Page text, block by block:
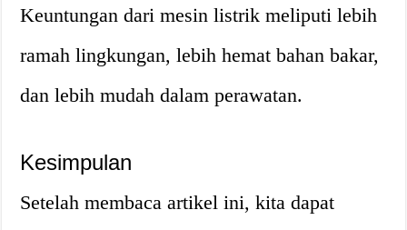
Keuntungan dari mesin listrik meliputi lebih
ramah lingkungan, lebih hemat bahan bakar,
dan lebih mudah dalam perawatan.
Kesimpulan
Setelah membaca artikel ini, kita dapat